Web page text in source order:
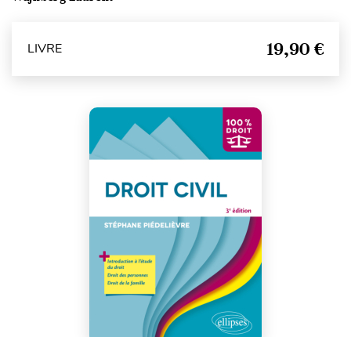
LIVRE 19,90 €